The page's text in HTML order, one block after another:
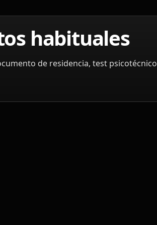
habituales
de residencia, test psicotécnico